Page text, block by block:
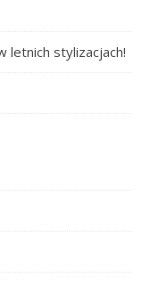
letnich stylizacjach!